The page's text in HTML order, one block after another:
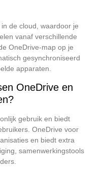
de cloud, waardoor je
vanaf verschillende
OneDrive-map op je
gesynchroniseerd
apparaten.
OneDrive en
gebruik en biedt
OneDrive voor
en biedt extra
samenwerkingstools